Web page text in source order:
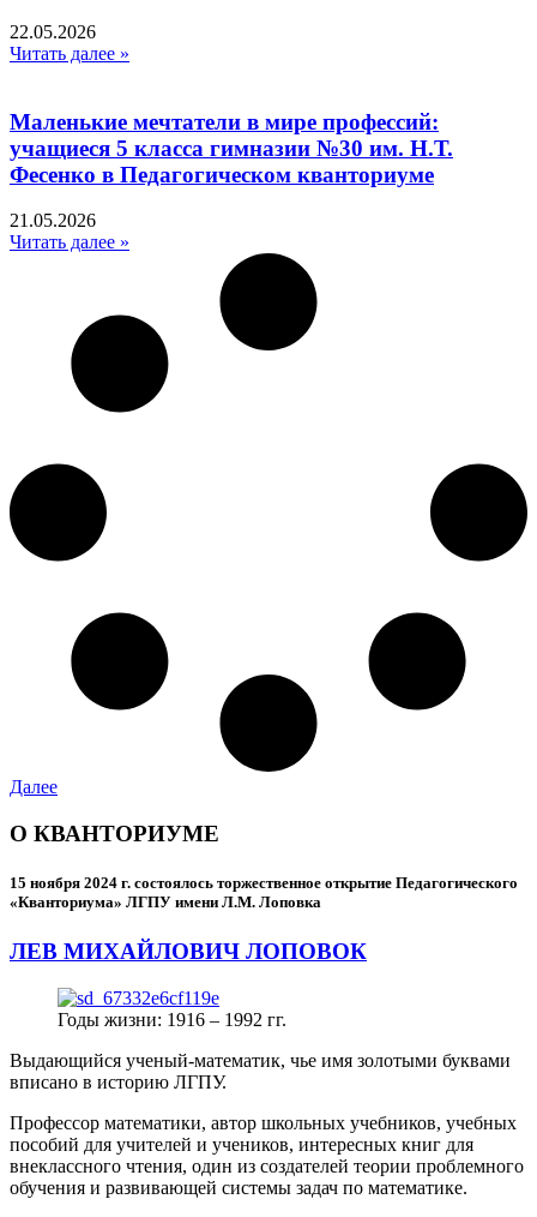
22.05.2026
Читать далее »
Маленькие мечтатели в мире профессий:
учащиеся 5 класса гимназии №30 им. Н.Т.
Фесенко в Педагогическом кванториуме
21.05.2026
Читать далее »
Далее
О КВАНТОРИУМЕ
15 ноября 2024 г. состоялось торжественное открытие Педагогического
«Кванториума» ЛГПУ имени Л.М. Лоповка
ЛЕВ МИХАЙЛОВИЧ ЛОПОВОК
Годы жизни: 1916 – 1992 гг.
Выдающийся ученый-математик, чье имя золотыми буквами
вписано в историю ЛГПУ.
Профессор математики, автор школьных учебников, учебных
пособий для учителей и учеников, интересных книг для
внеклассного чтения, один из создателей теории проблемного
обучения и развивающей системы задач по математике.